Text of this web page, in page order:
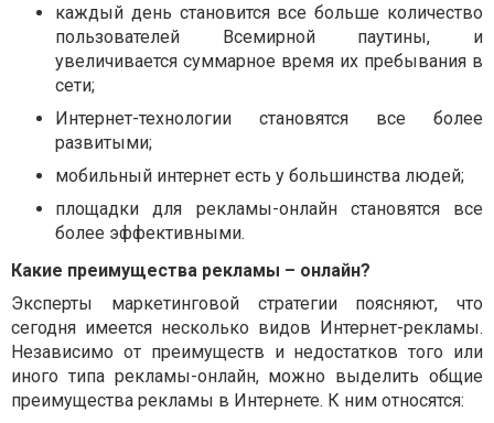
каждый день становится все больше количество
пользователей Всемирной паутины, и
увеличивается суммарное время их пребывания в
сети;
Интернет-технологии становятся все более
развитыми;
мобильный интернет есть у большинства людей;
площадки для рекламы-онлайн становятся все
более эффективными.
Какие преимущества рекламы – онлайн?
Эксперты маркетинговой стратегии поясняют, что
сегодня имеется несколько видов Интернет-рекламы.
Независимо от преимуществ и недостатков того или
иного типа рекламы-онлайн, можно выделить общие
преимущества рекламы в Интернете. К ним относятся: